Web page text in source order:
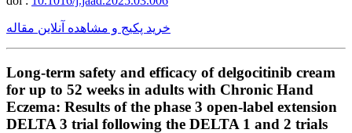
خرید پکیج و مشاهده آنلاین مقاله
Long-term safety and efficacy of delgocitinib cream
for up to 52 weeks in adults with Chronic Hand
Eczema: Results of the phase 3 open-label extension
DELTA 3 trial following the DELTA 1 and 2 trials